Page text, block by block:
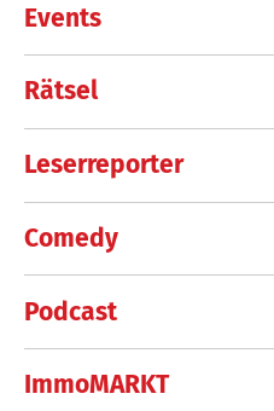
Events
Rätsel
Leserreporter
Comedy
Podcast
ImmoMARKT